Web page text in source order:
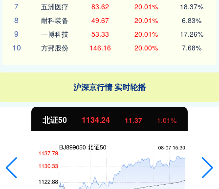
7 五洲医疗 83.62 20.01% 18.37%
8 耐科装备 49.67 20.01% 6.83%
9 一博科技 53.33 20.01% 17.26%
10 方邦股份 146.16 20.00% 7.68%
沪深京行情 实时轮播
北证50 1134.24 11.37 1.01%